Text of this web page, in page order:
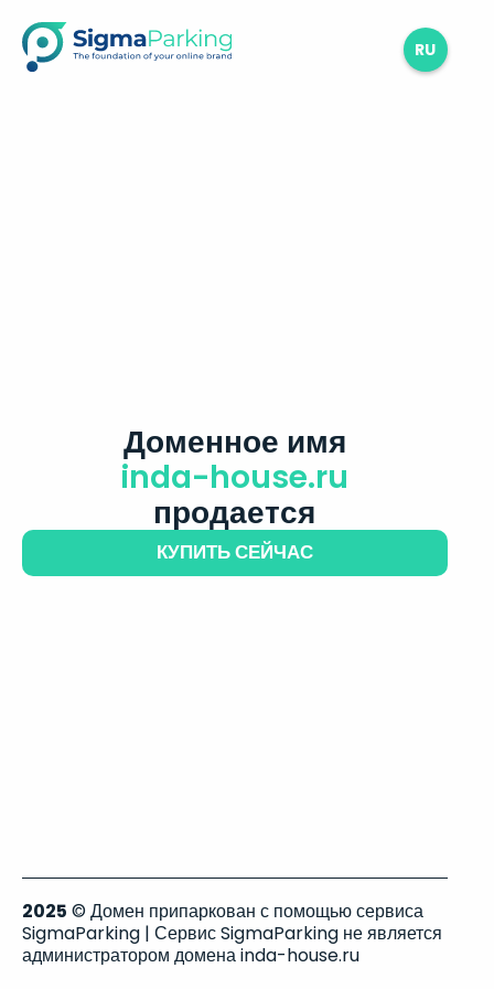
RU
Доменное имя
inda-house.ru
продается
КУПИТЬ СЕЙЧАС
2025 © Домен припаркован с помощью сервиса
SigmaParking | Сервис SigmaParking не является
администратором домена inda-house.ru